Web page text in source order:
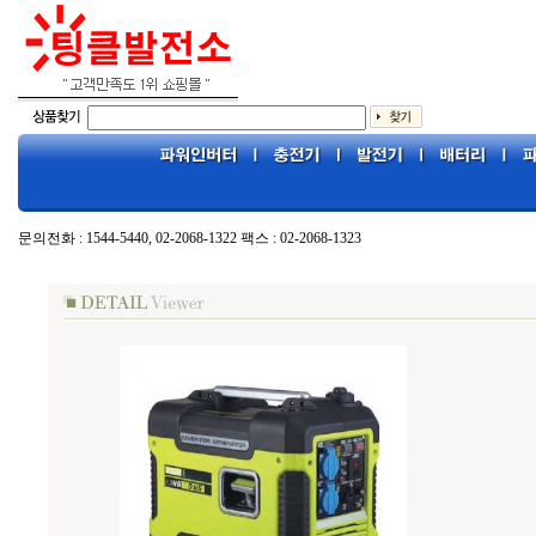
문의전화 : 1544-5440, 02-2068-1322 팩스 : 02-2068-1323